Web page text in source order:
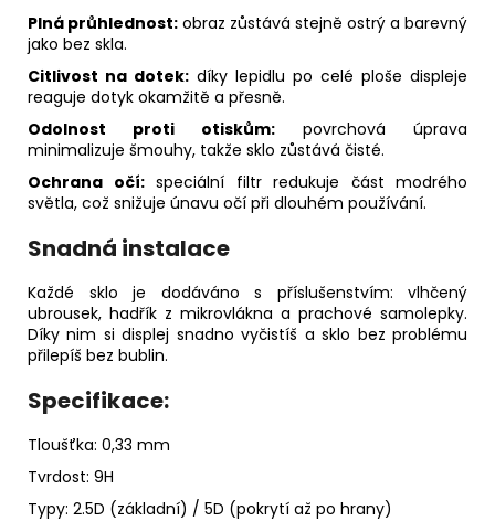
Plná průhlednost: obraz zůstává stejně ostrý a barevný
jako bez skla.
Citlivost na dotek: díky lepidlu po celé ploše displeje
reaguje dotyk okamžitě a přesně.
Odolnost proti otiskům: povrchová úprava
minimalizuje šmouhy, takže sklo zůstává čisté.
Ochrana očí:speciální filtr redukuje část modrého
světla, což snižuje únavu očí při dlouhém používání.
Snadná instalace
Každé sklo je dodáváno s příslušenstvím: vlhčený
ubrousek, hadřík z mikrovlákna a prachové samolepky.
Díky nim si displej snadno vyčistíš a sklo bez problému
přilepíš bez bublin.
Specifikace:
Tloušťka: 0,33 mm
Tvrdost: 9H
Typy: 2.5D (základní) / 5D (pokrytí až po hrany)